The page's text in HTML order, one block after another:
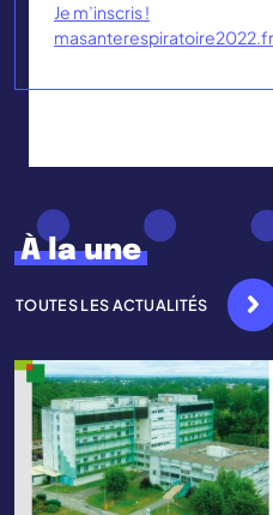
Je m’inscris !
masanterespiratoire2022.fr
À la une
TOUTES LES ACTUALITÉS